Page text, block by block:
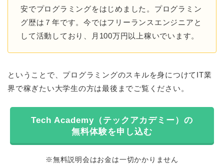
安でプログラミングをはじめました。プログラミン
グ歴は７年です。今ではフリーランスエンジニアと
して活動しており、月100万円以上稼いでいます。
ということで、プログラミングのスキルを身につけてIT業
界で稼ぎたい大学生の方は最後までご覧ください。
Tech Academy（テックアカデミー）の
無料体験を申し込む
※無料説明会はお金は一切かかりません